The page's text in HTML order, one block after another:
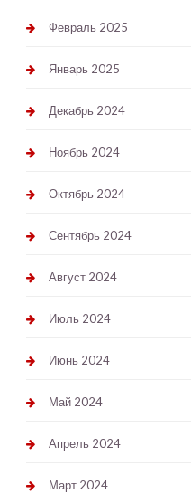
Февраль 2025
Январь 2025
Декабрь 2024
Ноябрь 2024
Октябрь 2024
Сентябрь 2024
Август 2024
Июль 2024
Июнь 2024
Май 2024
Апрель 2024
Март 2024